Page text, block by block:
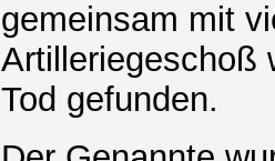
gemeinsam mit
Artilleriegeschoß
Tod gefunden.